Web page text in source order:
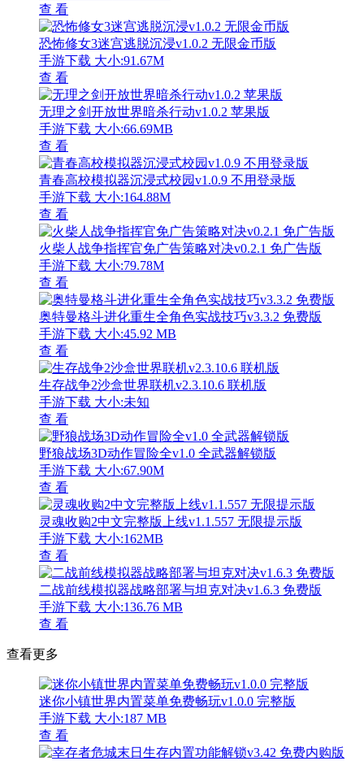
查 看
恐怖修女3迷宫逃脱沉浸v1.0.2 无限金币版
手游下载 大小:91.67M
查 看
无理之剑开放世界暗杀行动v1.0.2 苹果版
手游下载 大小:66.69MB
查 看
青春高校模拟器沉浸式校园v1.0.9 不用登录版
手游下载 大小:164.88M
查 看
火柴人战争指挥官免广告策略对决v0.2.1 免广告版
手游下载 大小:79.78M
查 看
奥特曼格斗进化重生全角色实战技巧v3.3.2 免费版
手游下载 大小:45.92 MB
查 看
生存战争2沙盒世界联机v2.3.10.6 联机版
手游下载 大小:未知
查 看
野狼战场3D动作冒险全v1.0 全武器解锁版
手游下载 大小:67.90M
查 看
灵魂收购2中文完整版上线v1.1.557 无限提示版
手游下载 大小:162MB
查 看
二战前线模拟器战略部署与坦克对决v1.6.3 免费版
手游下载 大小:136.76 MB
查 看
查看更多
迷你小镇世界内置菜单免费畅玩v1.0.0 完整版
手游下载 大小:187 MB
查 看